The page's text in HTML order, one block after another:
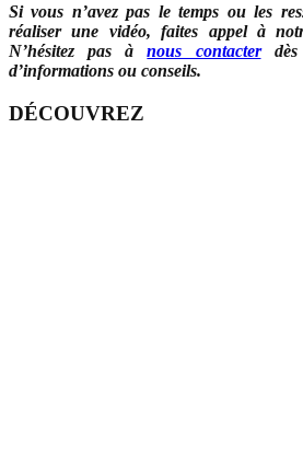
Si vous n’avez pas le temps ou les
réaliser une vidéo, faites appel à
N’hésitez pas ànous contacterdès
d’informations ou conseils.
DÉCOUVREZ